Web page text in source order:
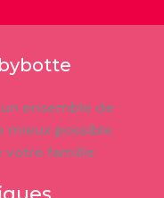
un ensemble de
mieux possible
votre famille.